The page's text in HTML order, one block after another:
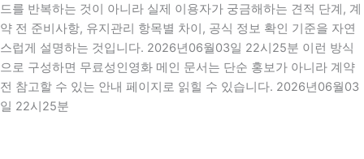
드를 반복하는 것이 아니라 실제 이용자가 궁금해하는 견적 단계, 계
약 전 준비사항, 유지관리 항목별 차이, 공식 정보 확인 기준을 자연
스럽게 설명하는 것입니다. 2026년06월03일 22시25분 이런 방식
으로 구성하면 무료성인영화 메인 문서는 단순 홍보가 아니라 계약
전 참고할 수 있는 안내 페이지로 읽힐 수 있습니다. 2026년06월03
일 22시25분